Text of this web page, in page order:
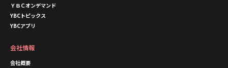
ＹＢＣオンデマンド
YBCトピックス
YBCアプリ
会社情報
会社概要